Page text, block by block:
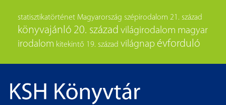
statisztikatörténet Magyarország szépirodalom 21. század
könyvajánló 20. század világirodalom magyar
irodalom kitekintő 19. század világnap évforduló